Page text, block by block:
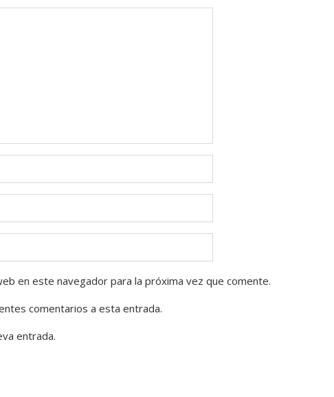
en este navegador para la próxima vez que comente.
comentarios a esta entrada.
entrada.